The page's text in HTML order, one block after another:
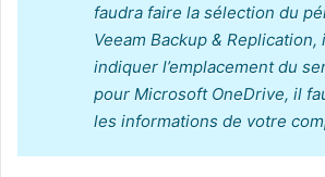
faudra faire la sélection du
Veeam Backup & Replication,
indiquer l’emplacement du
pour Microsoft OneDrive, il
les informations de votre